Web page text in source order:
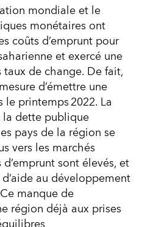
mondiale et le
monétaires ont
coûts d’emprunt pour
et exercé une
de change. De fait,
d’émettre une
printemps 2022. La
dette publique
pays de la région se
vers les marchés
sont élevés, et
au développement
manque de
région déjà aux prises